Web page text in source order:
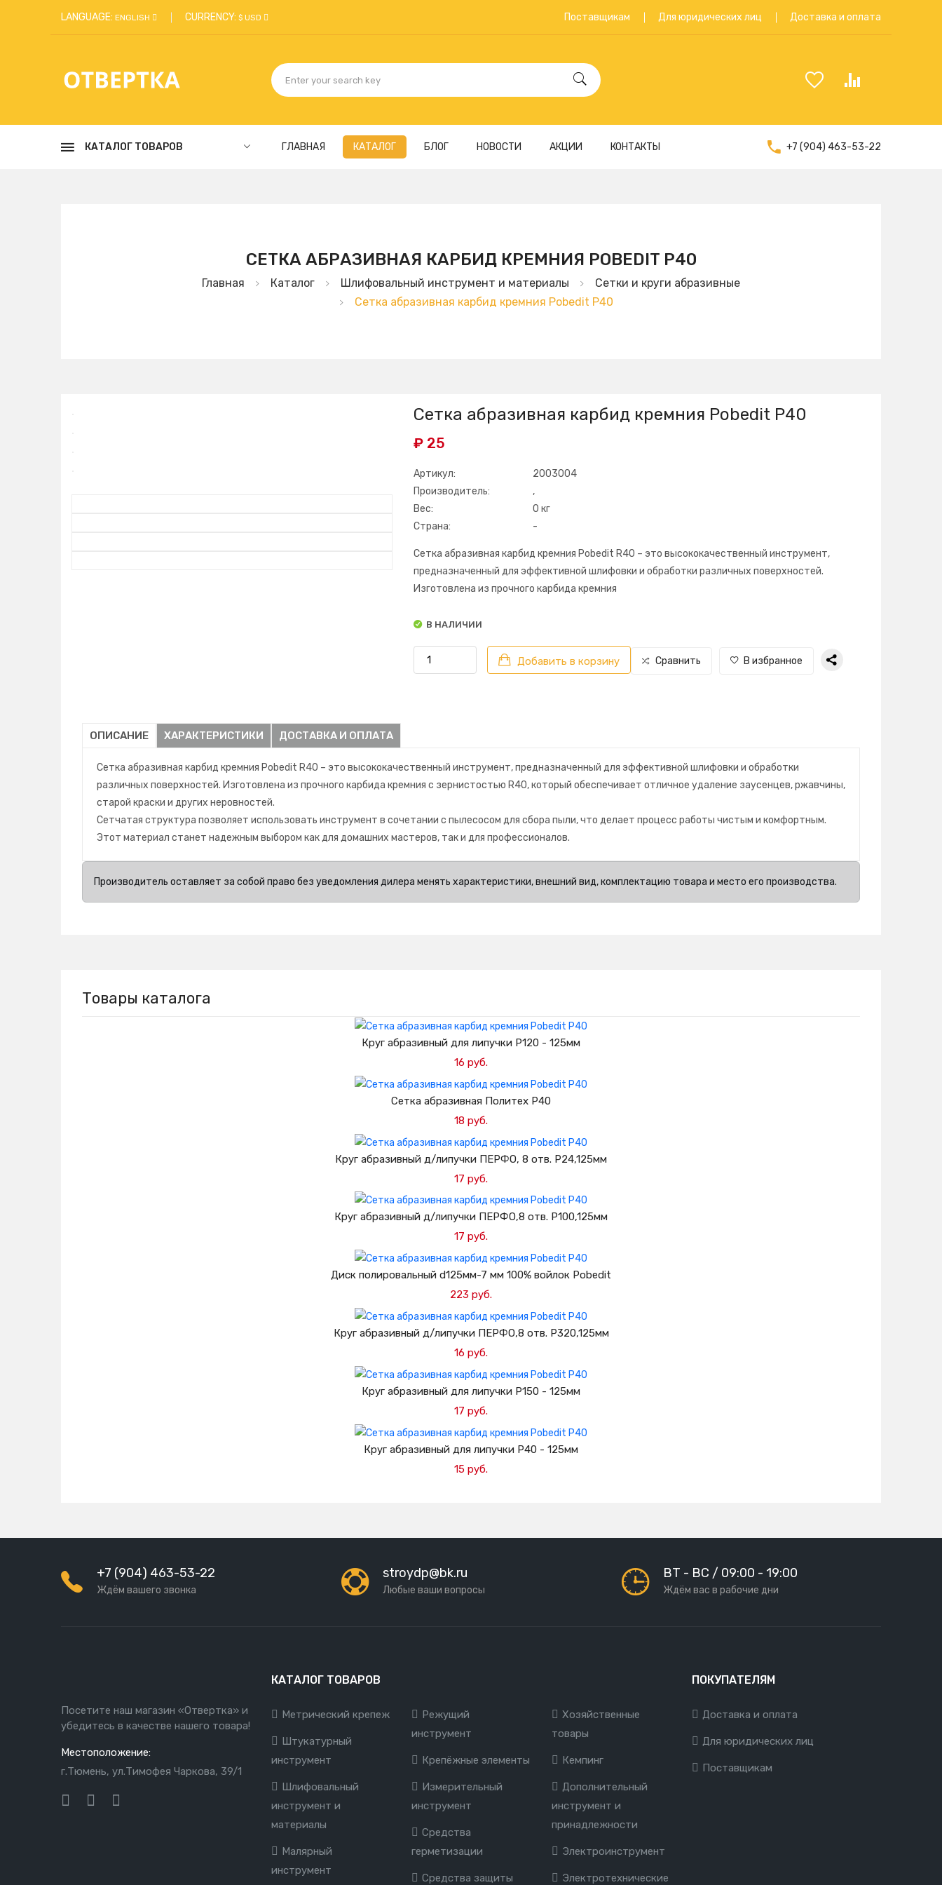
LANGUAGE: ENGLISH CURRENCY: $ USD Поставщикам Для юридических лиц Доставка и оплата
КАТАЛОГ ТОВАРОВ ГЛАВНАЯ КАТАЛОГ БЛОГ НОВОСТИ АКЦИИ КОНТАКТЫ +7 (904) 463-53-22
СЕТКА АБРАЗИВНАЯ КАРБИД КРЕМНИЯ POBEDIT Р40
Главная Каталог Шлифовальный инструмент и материалы
Сетки и круги абразивные
Сетка абразивная карбид кремния Pobedit Р40
Сетка абразивная карбид кремния Pobedit Р40
₽ 25
Артикул:
2003004
Производитель:
,
Вес:
0 кг
Страна:
-
Сетка абразивная карбид кремния Pobedit R40 – это высококачественный инструмент,
предназначенный для эффективной шлифовки и обработки различных поверхностей.
Изготовлена из прочного карбида кремния
В НАЛИЧИИ
Добавить в корзину Сравнить В избранное
ОПИСАНИЕ ХАРАКТЕРИСТИКИ ДОСТАВКА И ОПЛАТА
Сетка абразивная карбид кремния Pobedit R40 – это высококачественный инструмент, предназначенный для эффективной шлифовки и обработки
различных поверхностей. Изготовлена из прочного карбида кремния с зернистостью R40, который обеспечивает отличное удаление заусенцев, ржавчины,
старой краски и других неровностей.
Сетчатая структура позволяет использовать инструмент в сочетании с пылесосом для сбора пыли, что делает процесс работы чистым и комфортным.
Этот материал станет надежным выбором как для домашних мастеров, так и для профессионалов.
Производитель оставляет за собой право без уведомления дилера менять характеристики, внешний вид, комплектацию товара и место его производства.
Товары каталога
Круг абразивный для липучки Р120 - 125мм
16 руб.
Добавить в корзину
Сетка абразивная Политех P40
18 руб.
Добавить в корзину
Круг абразивный д/липучки ПЕРФО, 8 отв. Р24,125мм
17 руб.
Добавить в корзину
Круг абразивный д/липучки ПЕРФО,8 отв. Р100,125мм
17 руб.
Добавить в корзину
Диск полировальный d125мм-7 мм 100% войлок Pobedit
223 руб.
Добавить в корзину
Круг абразивный д/липучки ПЕРФО,8 отв. Р320,125мм
16 руб.
Добавить в корзину
Круг абразивный для липучки Р150 - 125мм
17 руб.
Добавить в корзину
Круг абразивный для липучки Р40 - 125мм
15 руб.
+7 (904) 463-53-22
Ждём вашего звонка
stroydp@bk.ru
Любые ваши вопросы
ВТ - ВС / 09:00 - 19:00
Ждём вас в рабочие дни
Посетите наш магазин «Отвертка» и
убедитесь в качестве нашего товара!
Местоположение:
г.Тюмень, ул.Тимофея Чаркова, 39/1
КАТАЛОГ ТОВАРОВ
Метрический крепеж
Штукатурный
инструмент
Шлифовальный
инструмент и
материалы
Малярный
инструмент
Режущий
инструмент
Крепёжные элементы
Измерительный
инструмент
Средства
герметизации
Средства защиты
Хозяйственные
товары
Кемпинг
Дополнительный
инструмент и
принадлежности
Электроинструмент
Электротехнические
ПОКУПАТЕЛЯМ
Доставка и оплата
Для юридических лиц
Поставщикам